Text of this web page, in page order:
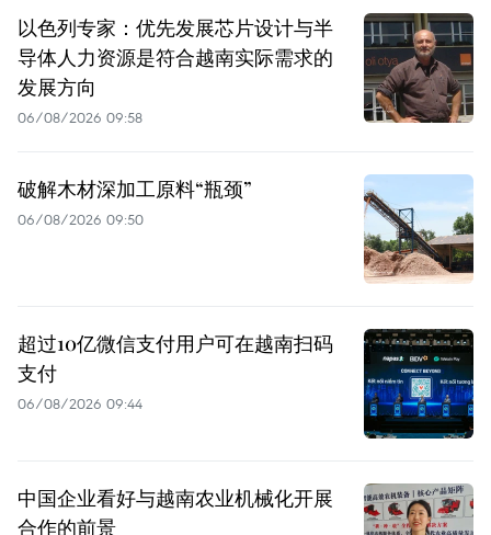
以色列专家：优先发展芯片设计与半
导体人力资源是符合越南实际需求的
发展方向
06/08/2026 09:58
破解木材深加工原料“瓶颈”
06/08/2026 09:50
超过10亿微信支付用户可在越南扫码
支付
06/08/2026 09:44
中国企业看好与越南农业机械化开展
合作的前景